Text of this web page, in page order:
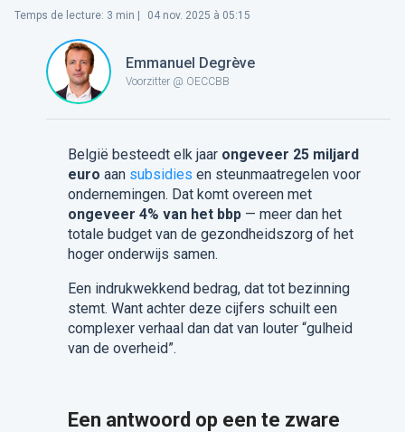
Temps de lecture: 3 min | 04 nov. 2025 à 05:15
Emmanuel Degrève
Voorzitter @ OECCBB
België besteedt elk jaar ongeveer 25 miljard
euro aan subsidies en steunmaatregelen voor
ondernemingen. Dat komt overeen met
ongeveer 4% van het bbp— meer dan het
totale budget van de gezondheidszorg of het
hoger onderwijs samen.
Een indrukwekkend bedrag, dat tot bezinning
stemt. Want achter deze cijfers schuilt een
complexer verhaal dan dat van louter “gulheid
van de overheid”.
Een antwoord op een te zware